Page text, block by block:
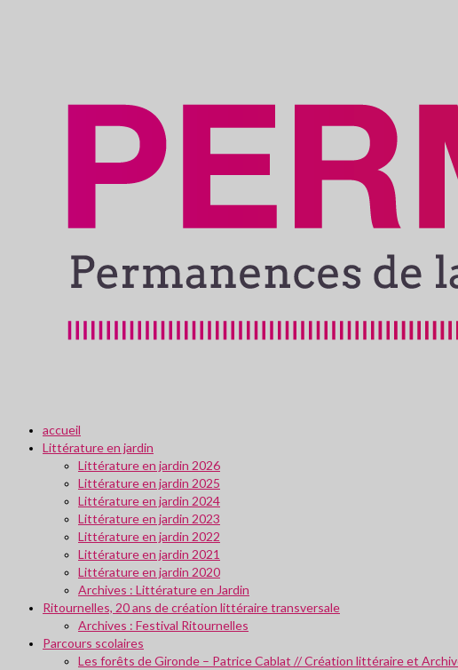
accueil
Littérature en jardin
Littérature en jardin 2026
Littérature en jardin 2025
Littérature en jardin 2024
Littérature en jardin 2023
Littérature en jardin 2022
Littérature en jardin 2021
Littérature en jardin 2020
Archives : Littérature en Jardin
Ritournelles, 20 ans de création littéraire transversale
Archives : Festival Ritournelles
Parcours scolaires
Les forêts de Gironde – Patrice Cablat // Création littéraire et